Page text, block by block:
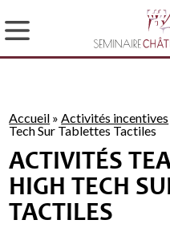
Accueil »Activités incentives
Tech Sur Tablettes Tactiles
ACTIVITÉS
HIGH TECH
TACTILES